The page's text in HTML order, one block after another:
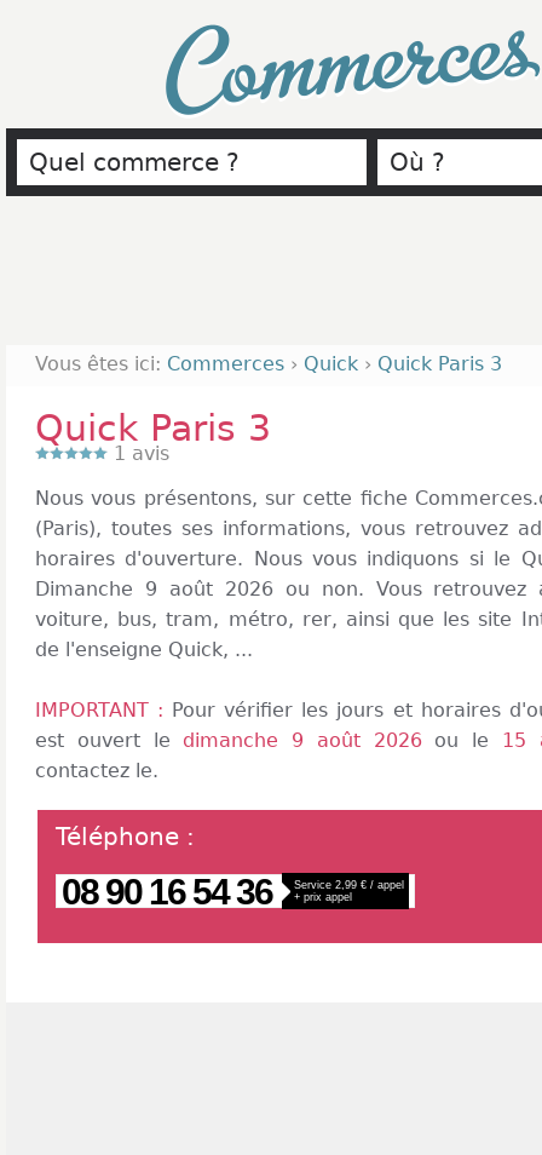
Vous êtes ici: Commerces › Quick › Quick Paris 3
Quick Paris 3
1 avis
Nous vous présentons, sur cette fiche
(Paris), toutes ses informations, vous retrouvez
horaires d'ouverture. Nous vous indiquons si le
Dimanche 9 août 2026 ou non. Vous retrouvez
voiture, bus, tram, métro, rer, ainsi que les site
de l'enseigne Quick, ...
IMPORTANT : Pour vérifier les jours et horaires
est ouvert le dimanche 9 août 2026ou le 15
contactez le.
Téléphone :
08 90 16 54 36
Service 2,99 € / appel
+ prix appel